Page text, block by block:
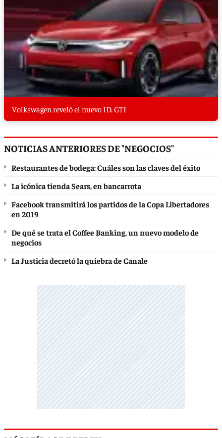
Volkswagen reveló el nuevo ID. GTI
NOTICIAS ANTERIORES DE "NEGOCIOS"
Restaurantes de bodega: Cuáles son las claves del éxito
La icónica tienda Sears, en bancarrota
Facebook transmitirá los partidos de la Copa Libertadores
en 2019
De qué se trata el Coffee Banking, un nuevo modelo de
negocios
La Justicia decretó la quiebra de Canale